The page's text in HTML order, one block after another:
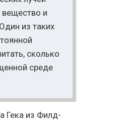
и
из таких
сколько
среде
Гека из Филд-